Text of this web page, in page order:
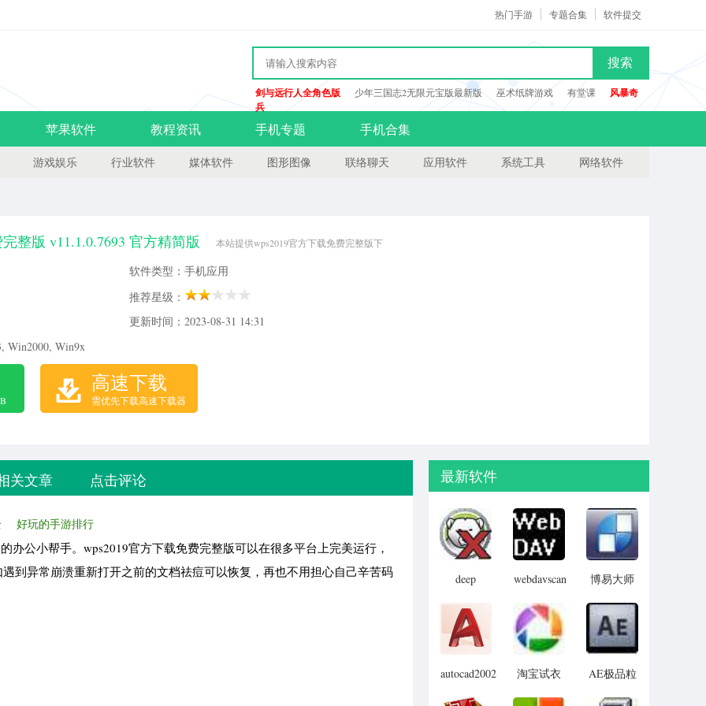
软件提交
专题合集
热门手游
搜索
剑与远行人全角色版 少年三国志2无限元宝版最新版 巫术纸牌游戏 有堂课
风暴奇
兵
苹果软件 教程资讯 手机专题 手机合集
游戏娱乐 行业软件 媒体软件 图形图像 联络聊天 应用软件 系统工具 网络软件
整版 v11.1.0.7693 官方精简版
本站提供wps2019官方下载免费完整版下
软件类型：手机应用
推荐星级：
更新时间：2023-08-31 14:31
Win2000, Win9x
高速下载
需优先下载高速下载器
关文章 点击评论
好玩的手游排行
办公小帮手。wps2019官方下载免费完整版可以在很多平台上完美运行，
到异常崩溃重新打开之前的文档祛痘可以恢复，再也不用担心自己辛苦码
最新软件
deep
password
remover(冰
点还原密
码清除器)
webdavscan
(web漏洞
扫描软件)
博易大师
autocad2002
淘宝试衣
AE极品粒